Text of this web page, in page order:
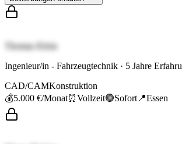
Thomas Klein
Ingenieur/in - Fahrzeugtechnik · 5 Jahre
CAD/CAMKonstruktion
💰5.000 €/Monat⏰Vollzeit🟢Sofort 📍Essen